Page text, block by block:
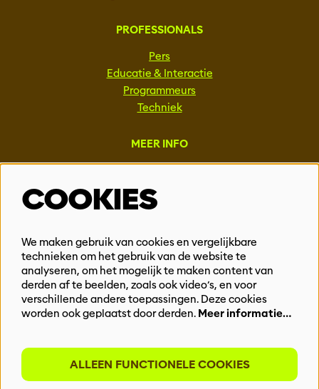
PROFESSIONALS
Pers
Educatie & Interactie
Programmeurs
Techniek
MEER INFO
Vacatures
Events & Partnerships
Privacy
BLIJF OP DE HOOGTE
Meld je aan voor onze nieuwsbrief
COOKIES
We maken gebruik van cookies en vergelijkbare
technieken om het gebruik van de website te
analyseren, om het mogelijk te maken content van
derden af te beelden, zoals ook video’s, en voor
verschillende andere toepassingen. Deze cookies
worden ook geplaatst door derden. Meer informatie…
ALLEEN FUNCTIONELE COOKIES